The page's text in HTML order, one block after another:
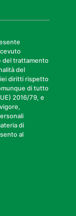
del trattamento
del
diritti rispetto
di tutto
2016/79, e
di
al